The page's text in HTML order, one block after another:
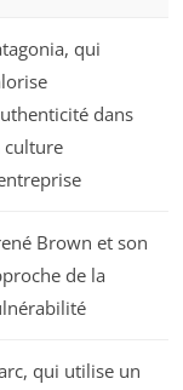
qui
dans
culture
Brown et son
de la
qui utilise un